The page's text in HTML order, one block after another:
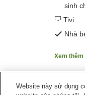
sinh
Tivi
Nhà
Xem thêm
Website này sử dụng